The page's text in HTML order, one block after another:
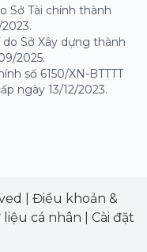
Sở Tài chính thành
Sở Xây dựng thành
2025.
số 6150/XN-BTTTT
ngày 13/12/2023.
Điều khoản &
liệu cá nhân
Cài đặt